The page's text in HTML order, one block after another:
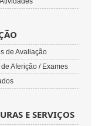
de Avaliação
de Aferição / Exames
E SERVIÇOS